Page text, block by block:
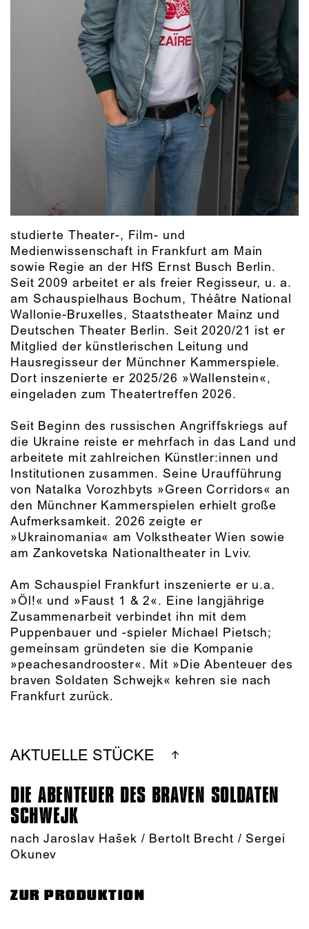
studierte Theater-, Film- und
Medienwissenschaft in Frankfurt am Main
sowie Regie an der HfS Ernst Busch Berlin.
Seit 2009 arbeitet er als freier Regisseur, u. a.
am Schauspielhaus Bochum, Théâtre National
Wallonie-Bruxelles, Staatstheater Mainz und
Deutschen Theater Berlin. Seit 2020/21 ist er
Mitglied der künstlerischen Leitung und
Hausregisseur der Münchner Kammerspiele.
Dort inszenierte er 2025/26 »Wallenstein«,
eingeladen zum Theatertreffen 2026.
Seit Beginn des russischen Angriffskriegs auf
die Ukraine reiste er mehrfach in das Land und
arbeitete mit zahlreichen Künstler:innen und
Institutionen zusammen. Seine Uraufführung
von Natalka Vorozhbyts »Green Corridors« an
den Münchner Kammerspielen erhielt große
Aufmerksamkeit. 2026 zeigte er
»Ukrainomania« am Volkstheater Wien sowie
am Zankovetska Nationaltheater in Lviv.
Am Schauspiel Frankfurt inszenierte er u.a.
»Öl!« und »Faust 1 & 2«. Eine langjährige
Zusammenarbeit verbindet ihn mit dem
Puppenbauer und -spieler Michael Pietsch;
gemeinsam gründeten sie die Kompanie
»peachesandrooster«. Mit »Die Abenteuer des
braven Soldaten Schwejk« kehren sie nach
Frankfurt zurück.
AKTUELLE STÜCKE
DIE ABENTEUER DES BRAVEN SOLDATEN
SCHWEJK
nach Jaroslav Hašek / Bertolt Brecht / Sergei
Okunev
ZUR PRODUKTION